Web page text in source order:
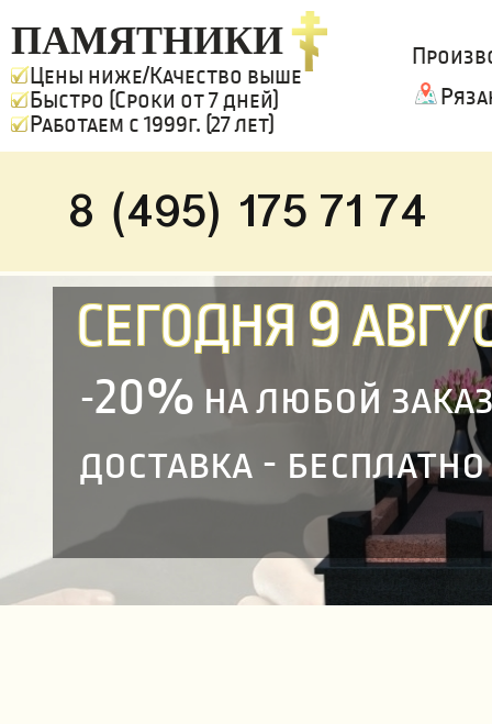
ПАМЯТНИКИ
Цены ниже/Качество выше
Быстро (Сроки от 7 дней)
Работаем с 1999г. (27 лет)
8 (495) 175 71 74
СЕГОДНЯ 9
-20% на любой
доставка - бесплатно